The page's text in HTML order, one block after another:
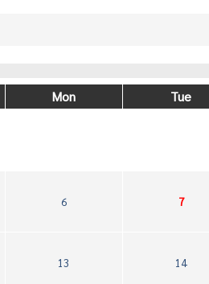
Mon Tue
6 7
13 14